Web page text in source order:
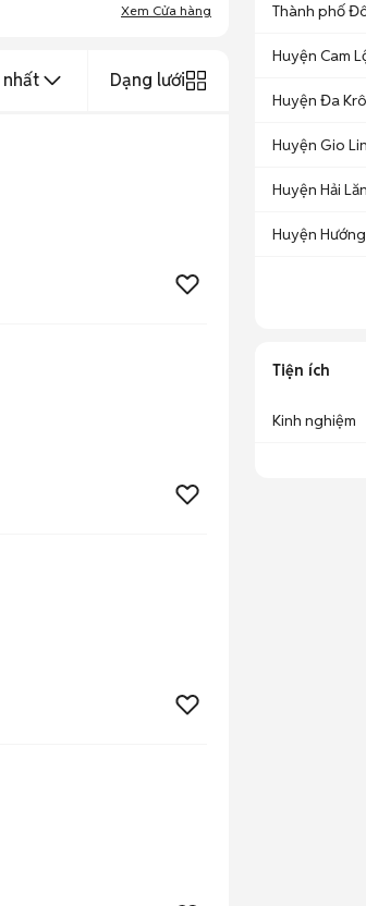
Xem Cửa hàng
nhất Dạng lưới
Thành phố
Huyện Cam
Huyện Đa
Huyện Gio
Huyện Hải
Huyện
Tiện ích
Kinh nghiệm